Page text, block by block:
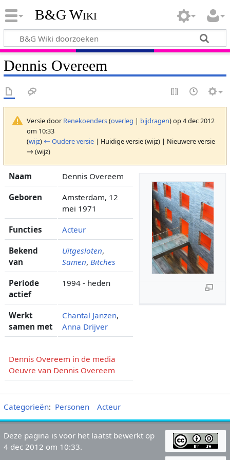
B&G Wiki
Dennis Overeem
Versie door Renekoenders(overleg | bijdragen)op 4 dec 2012
om 10:33
(wijz) ← Oudere versie| Huidige versie (wijz) | Nieuwere versie
→ (wijz)
Naam Dennis Overeem
Geboren
Amsterdam, 12
mei 1971
Functies Acteur
Bekend
van
Uitgesloten,
Samen, Bitches
Periode
actief
1994 - heden
Werkt
samen met
Chantal Janzen,
Anna Drijver
Dennis Overeem in de media
Oeuvre van Dennis Overeem
Categorieën: Personen Acteur
Deze pagina is voor het laatst bewerkt op
4 dec 2012 om 10:33.